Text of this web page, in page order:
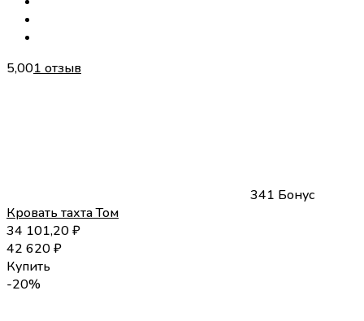
5,001 отзыв
341 Бонус
Кровать тахта Том
34 101,20₽
42 620₽
Купить
-20%